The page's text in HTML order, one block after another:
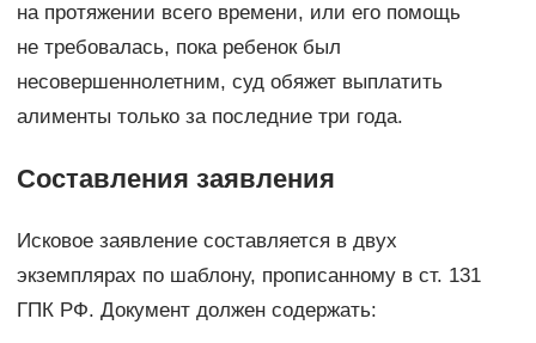
на протяжении всего времени, или его помощь
не требовалась, пока ребенок был
несовершеннолетним, суд обяжет выплатить
алименты только за последние три года.
Составления заявления
Исковое заявление составляется в двух
экземплярах по шаблону, прописанному в ст. 131
ГПК РФ. Документ должен содержать: